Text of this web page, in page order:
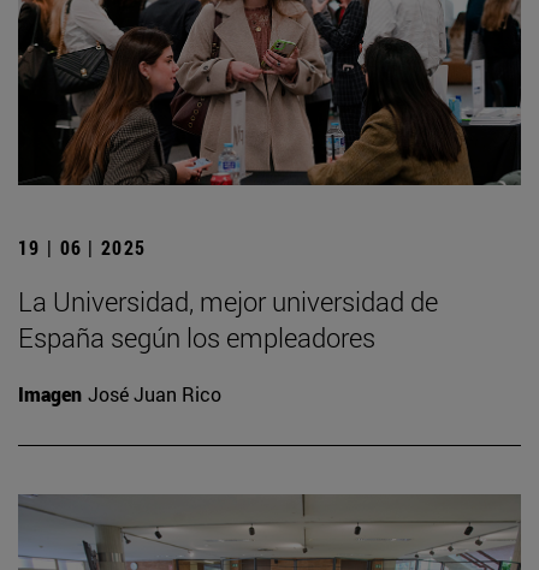
19 | 06 | 2025
La Universidad, mejor universidad de
España según los empleadores
Imagen José Juan Rico